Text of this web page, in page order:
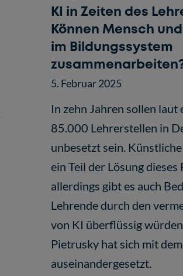
KI in Zeiten des
Können Mensch
im Bildungssystem
5. Februar 2025
In zehn Jahren sollen laut
85.000 Lehrerstellen in
unbesetzt sein.
ein Teil der Lösung dieses
allerdings gibt es auch
Lehrende durch den
von KI überflüssig
Pietrusky hat sich mit
auseinandergesetzt.